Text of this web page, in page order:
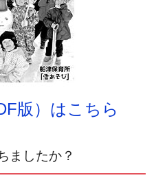
版）はこちら
ましたか？